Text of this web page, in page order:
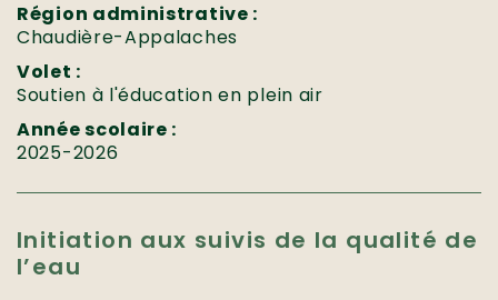
Région administrative :
Chaudière-Appalaches
Volet :
Soutien à l'éducation en plein air
Année scolaire :
2025-2026
Initiation aux suivis de la qualité de
l’eau